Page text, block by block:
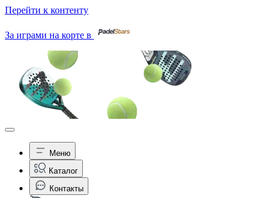
Перейти к контенту
За играми на корте в
Меню
Каталог
Контакты